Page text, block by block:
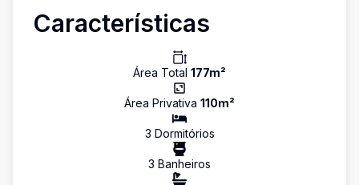
Características
Área Total 177m²
Área Privativa 110m²
3 Dormitórios
3 Banheiros